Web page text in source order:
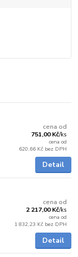
cena od
751,00 Kč/ks
cena od
620,66 Kč bez DPH
Detail
cena od
2 217,00 Kč/ks
cena od
1 832,23 Kč bez DPH
Detail